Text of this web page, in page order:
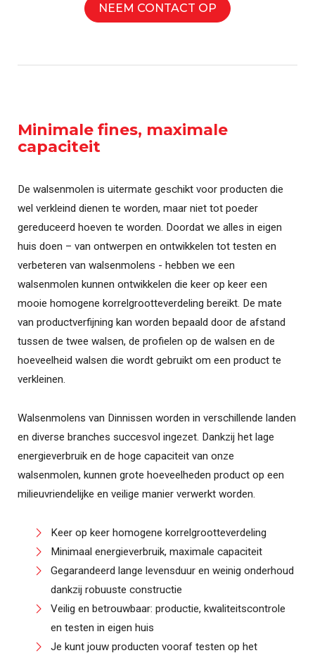
NEEM CONTACT OP
Minimale fines, maximale
capaciteit
De walsenmolen is uitermate geschikt voor producten die
wel verkleind dienen te worden, maar niet tot poeder
gereduceerd hoeven te worden. Doordat we alles in eigen
huis doen – van ontwerpen en ontwikkelen tot testen en
verbeteren van walsenmolens - hebben we een
walsenmolen kunnen ontwikkelen die keer op keer een
mooie homogene korrelgrootteverdeling bereikt. De mate
van productverfijning kan worden bepaald door de afstand
tussen de twee walsen, de profielen op de walsen en de
hoeveelheid walsen die wordt gebruikt om een product te
verkleinen.
Walsenmolens van Dinnissen worden in verschillende landen
en diverse branches succesvol ingezet. Dankzij het lage
energieverbruik en de hoge capaciteit van onze
walsenmolen, kunnen grote hoeveelheden product op een
milieuvriendelijke en veilige manier verwerkt worden.
Keer op keer homogene korrelgrootteverdeling
Minimaal energieverbruik, maximale capaciteit
Gegarandeerd lange levensduur en weinig onderhoud
dankzij robuuste constructie
Veilig en betrouwbaar: productie, kwaliteitscontrole
en testen in eigen huis
Je kunt jouw producten vooraf testen op het